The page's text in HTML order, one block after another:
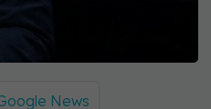
News